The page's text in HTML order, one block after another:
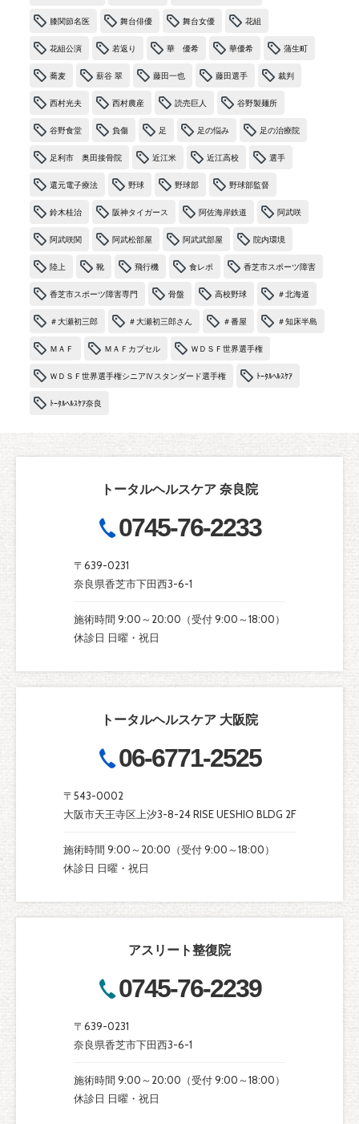
膝関節名医 舞台俳優 舞台女優 花組
花組公演 若返り 華 優希 華優希 蒲生町
蕎麦 薪谷 翠 藤田一也 藤田選手 裁判
西村光夫 西村農産 読売巨人 谷野製麺所
谷野食堂 負傷 足 足の悩み 足の治療院
足利市 奥田接骨院 近江米 近江高校 選手
還元電子療法 野球 野球部 野球部監督
鈴木桂治 阪神タイガース 阿佐海岸鉄道 阿武咲
阿武咲関 阿武松部屋 阿武武部屋 院内環境
陸上 靴 飛行機 食レポ 香芝市スポーツ障害
香芝市スポーツ障害専門 骨盤 高校野球 ＃北海道
＃大瀬初三郎 ＃大瀬初三郎さん ＃番屋 ＃知床半島
ＭＡＦ ＭＡＦカプセル ＷＤＳＦ世界選手権
ＷＤＳＦ世界選手権シニアⅣスタンダード選手権 ﾄｰﾀﾙﾍﾙｽｹｱ
ﾄｰﾀﾙﾍﾙｽｹｱ奈良
トータルヘルスケア 奈良院
0745-76-2233
〒639-0231
奈良県香芝市下田西3-6-1
施術時間 9:00～20:00（受付 9:00～18:00）
休診日 日曜・祝日
トータルヘルスケア 大阪院
06-6771-2525
〒543-0002
大阪市天王寺区上汐3-8-24 RISE UESHIO BLDG 2F
施術時間 9:00～20:00（受付 9:00～18:00）
休診日 日曜・祝日
アスリート整復院
0745-76-2239
〒639-0231
奈良県香芝市下田西3-6-1
施術時間 9:00～20:00（受付 9:00～18:00）
休診日 日曜・祝日